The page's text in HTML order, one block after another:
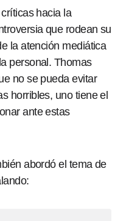
hacia la
que rodean su
la atención mediática
personal. Thomas
no se pueda evitar
horribles, uno tiene el
ante estas
abordó el tema de